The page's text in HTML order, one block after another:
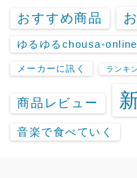
おすすめ商品
ゆるゆるchousa-online
メーカーに訊く ランキ
商品レビュー
音楽で食べていく